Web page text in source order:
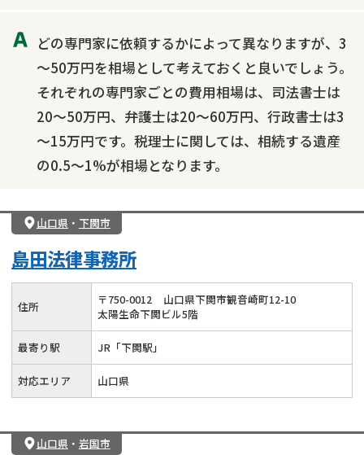
どの専門家に依頼するかによって異なりますが、3
～50万円を相場として考えておくと良いでしょう。
それぞれの専門家ごとの費用相場は、司法書士は
20～50万円、弁護士は20～60万円、行政書士は3
～15万円です。税理士に関しては、相続する遺産
の0.5～1%が相場となります。
山口県 ・ 下関市
島田法律事務所
住所 〒750-0012
山口県下関市観音崎町12-10
太陽生命下関ビル5階
最寄り駅 JR「下関駅」
対応エリア 山口県
山口県 ・ 岩国市